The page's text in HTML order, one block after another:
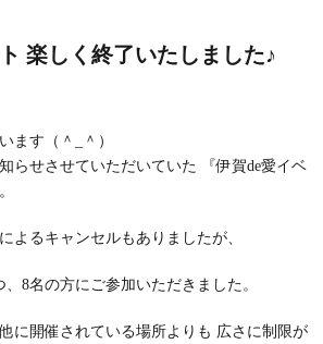
楽しく終了いたしました♪
ます（＾_＾）
らせさせていただいていた 『伊賀de愛イベ
よるキャンセルもありましたが、
8名の方にご参加いただきました。
に開催されている場所よりも 広さに制限が